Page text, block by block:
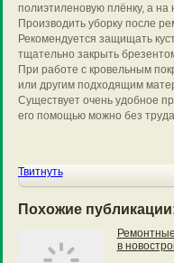
полиэтиленовую плёнку, а
Производить уборку после
Рекомендуется защищать
тщательно закрыть
При работе с кровельным
или другим подходящим
Существует очень удобное
его помощью можно без труда
Твитнуть
Похожие
в